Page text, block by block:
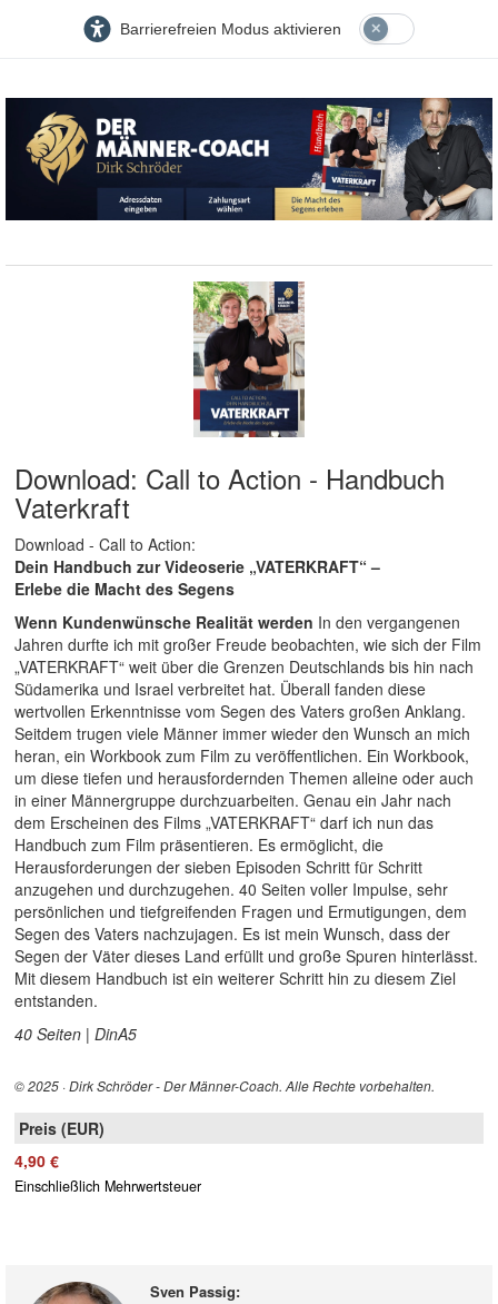
Barrierefreien Modus aktivieren
Download: Call to Action - Handbuch
Vaterkraft
Download - Call to Action:
Dein Handbuch zur Videoserie „VATERKRAFT“ –
Erlebe die Macht des Segens
Wenn Kundenwünsche Realität werden In den vergangenen
Jahren durfte ich mit großer Freude beobachten, wie sich der Film
„VATERKRAFT“ weit über die Grenzen Deutschlands bis hin nach
Südamerika und Israel verbreitet hat. Überall fanden diese
wertvollen Erkenntnisse vom Segen des Vaters großen Anklang.
Seitdem trugen viele Männer immer wieder den Wunsch an mich
heran, ein Workbook zum Film zu veröffentlichen. Ein Workbook,
um diese tiefen und herausfordernden Themen alleine oder auch
in einer Männergruppe durchzuarbeiten. Genau ein Jahr nach
dem Erscheinen des Films „VATERKRAFT“ darf ich nun das
Handbuch zum Film präsentieren. Es ermöglicht, die
Herausforderungen der sieben Episoden Schritt für Schritt
anzugehen und durchzugehen. 40 Seiten voller Impulse, sehr
persönlichen und tiefgreifenden Fragen und Ermutigungen, dem
Segen des Vaters nachzujagen. Es ist mein Wunsch, dass der
Segen der Väter dieses Land erfüllt und große Spuren hinterlässt.
Mit diesem Handbuch ist ein weiterer Schritt hin zu diesem Ziel
entstanden.
40 Seiten | DinA5
© 2025 · Dirk Schröder - Der Männer-Coach. Alle Rechte vorbehalten.
4,90 €
Einschließlich Mehrwertsteuer
Sven Passig: